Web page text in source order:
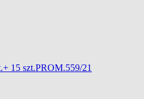
15 szt.PROM.559/21